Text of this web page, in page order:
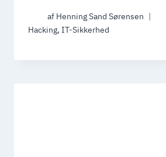
af Henning Sand Sørensen
Hacking, IT-Sikkerhed